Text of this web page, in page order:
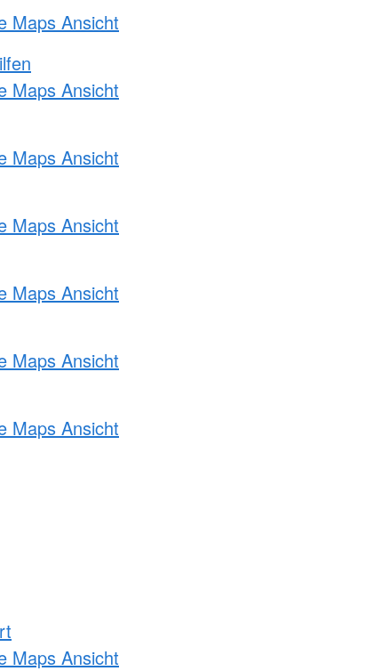
Maps Ansicht
Maps Ansicht
Maps Ansicht
Maps Ansicht
Maps Ansicht
Maps Ansicht
Maps Ansicht
Maps Ansicht